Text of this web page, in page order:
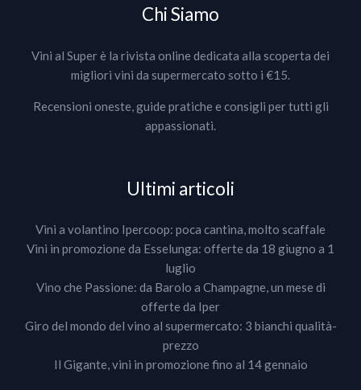
Chi Siamo
Vini al Super è la rivista online dedicata alla scoperta dei
migliori vini da supermercato sotto i €15.
Recensioni oneste, guide pratiche e consigli per tutti gli
appassionati.
Ultimi articoli
Vini a volantino Ipercoop: poca cantina, molto scaffale
Vini in promozione da Esselunga: offerte da 18 giugno a 1
luglio
Vino che Passione: da Barolo a Champagne, un mese di
offerte da Iper
Giro del mondo del vino al supermercato: 3 bianchi qualità-
prezzo
Il Gigante, vini in promozione fino al 14 gennaio